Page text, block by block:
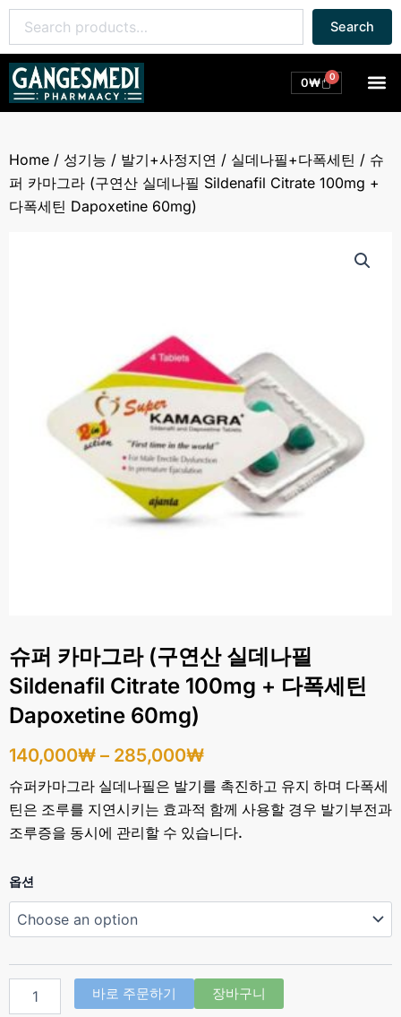
콘
츠
너
기
for:
Search
0₩ 0
Cart
Home / 성기능 / 발기+사정지연 / 실데나필+다폭세틴 / 슈
퍼 카마그라 (구연산 실데나필 Sildenafil Citrate 100mg +
다폭세틴 Dapoxetine 60mg)
슈퍼 카마그라 (구연산 실데나필
Sildenafil Citrate 100mg + 다폭세틴
Dapoxetine 60mg)
140,000₩ – 285,000₩
슈퍼카마그라 실데나필은 발기를 촉진하고 유지 하며 다폭세
틴은 조루를 지연시키는 효과적 함께 사용할 경우 발기부전과
조루증을 동시에 관리할 수 있습니다.
옵션
슈
카
라
(구
바로 주문하기 장바구니